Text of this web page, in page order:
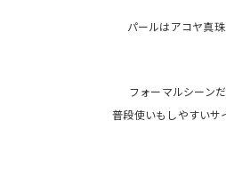
パールはアコヤ真珠
フォーマルシーン
普段使いもしやすいサ